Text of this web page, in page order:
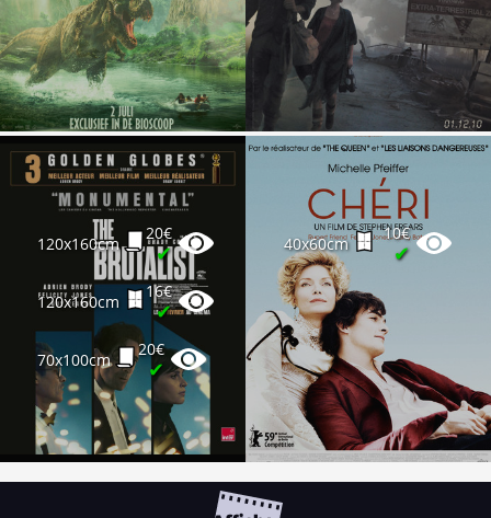
120x160cm
20€
✔
120x160cm
16€
✔
70x100cm
20€
✔
40x60cm
10€
✔